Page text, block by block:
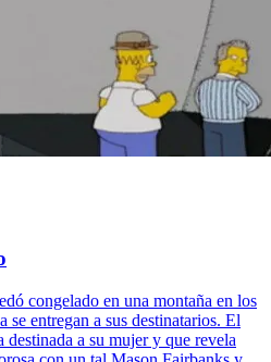
congelado en una montaña en los
se entregan a sus destinatarios. El
destinada a su mujer y que revela